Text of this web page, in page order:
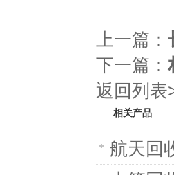
上一篇：
下一篇：
返回列表
相关产品
航天回